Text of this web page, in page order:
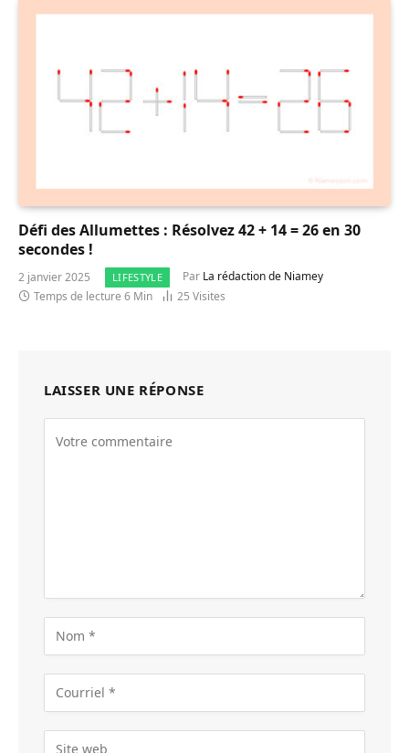
Défi des Allumettes : Résolvez 42 + 14 = 26 en 30
secondes !
2 janvier 2025 LIFESTYLE Par La rédaction de Niamey
Temps de lecture 6 Min
25 Visites
LAISSER UNE RÉPONSE